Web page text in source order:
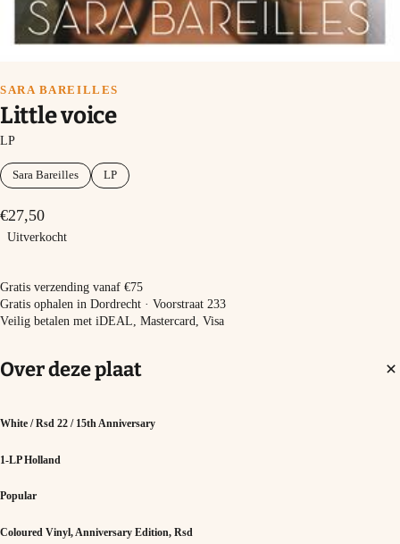
SARA BAREILLES
Little voice
LP
Sara Bareilles LP
€27,50
Uitverkocht
Uitverkocht
Gratis verzending vanaf €75
Gratis ophalen in Dordrecht · Voorstraat 233
Veilig betalen met iDEAL, Mastercard, Visa
Over deze plaat
White / Rsd 22 / 15th Anniversary
1-LP Holland
Popular
Coloured Vinyl, Anniversary Edition, Rsd